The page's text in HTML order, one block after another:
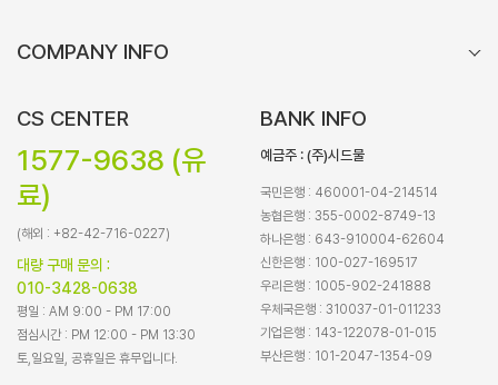
COMPANY INFO
CS CENTER
1577-9638 (유
료)
(해외 : +82-42-716-0227)
대량 구매 문의 :
010-3428-0638
평일 : AM 9:00 - PM 17:00
점심시간 : PM 12:00 - PM 13:30
토,일요일, 공휴일은 휴무입니다.
BANK INFO
예금주 : (주)시드물
국민은행 : 460001-04-214514
농협은행 : 355-0002-8749-13
하나은행 : 643-910004-62604
신한은행 : 100-027-169517
우리은행 : 1005-902-241888
우체국은행 : 310037-01-011233
기업은행 : 143-122078-01-015
부산은행 : 101-2047-1354-09